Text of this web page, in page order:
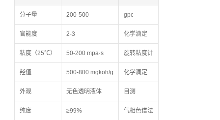
分子量 200-500 gpc
官能度 2-3 化学滴定
粘度（25℃） 50-200 mpa·s 旋转粘度计
羟值 500-800 mgkoh/g 化学滴定
外观 无色透明液体 目测
纯度 ≥99% 气相色谱法